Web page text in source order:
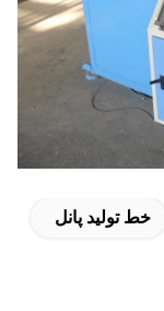
خط تولید پانل